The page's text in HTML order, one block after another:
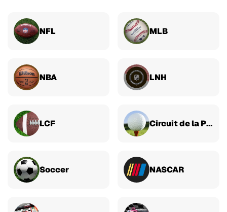
NFL MLB
NBA LNH
LCF Circuit de la PGA
Soccer NASCAR